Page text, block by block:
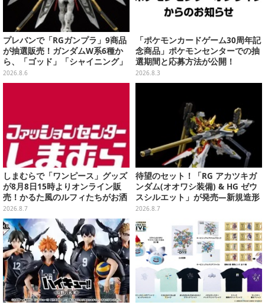
プレバンで「RGガンプラ」9商品
が抽選販売！ガンダムW系6種か
ら、「ゴッド」「シャイニング」
まで
2026.8.6
「ポケモンカードゲーム30周年記
念商品」ポケモンセンターでの抽
選期間と応募方法が公開！
2026.8.3
しまむらで「ワンピース」グッズ
が8月8日15時よりオンライン販
売！かるた風のルフィたちがお洒
落なバッグや、チョッパーが可愛
いサンダルも
2026.8.7
待望のセット！「RG アカツキガ
ンダム(オオワシ装備) & HG ゼウ
スシルエット」が発売―新規造形
の股関節強化パーツも付属
2026.8.7